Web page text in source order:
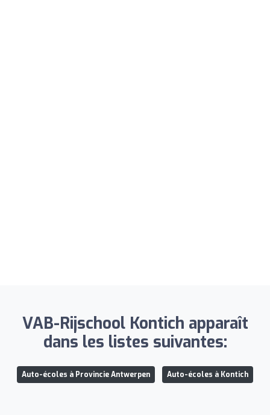
VAB-Rijschool Kontich apparaît
dans les listes suivantes:
Auto-écoles à Provincie Antwerpen Auto-écoles à Kontich